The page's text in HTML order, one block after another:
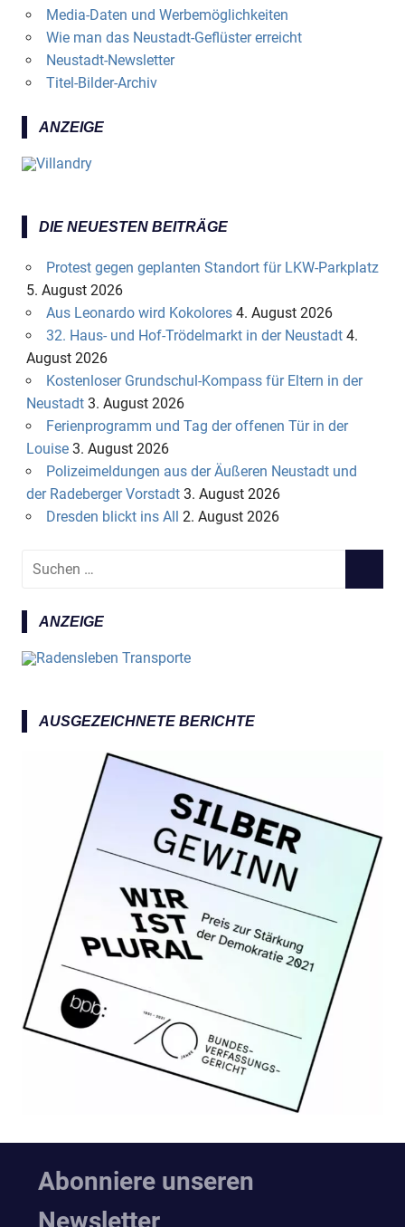
Media-Daten und Werbemöglichkeiten
Wie man das Neustadt-Geflüster erreicht
Neustadt-Newsletter
Titel-Bilder-Archiv
ANZEIGE
DIE NEUESTEN BEITRÄGE
Protest gegen geplanten Standort für LKW-Parkplatz
5. August 2026
Aus Leonardo wird Kokolores 4. August 2026
32. Haus- und Hof-Trödelmarkt in der Neustadt 4.
August 2026
Kostenloser Grundschul-Kompass für Eltern in der
Neustadt 3. August 2026
Ferienprogramm und Tag der offenen Tür in der
Louise 3. August 2026
Polizeimeldungen aus der Äußeren Neustadt und
der Radeberger Vorstadt 3. August 2026
Dresden blickt ins All 2. August 2026
e
ANZEIGE
AUSGEZEICHNETE BERICHTE
Abonniere unseren